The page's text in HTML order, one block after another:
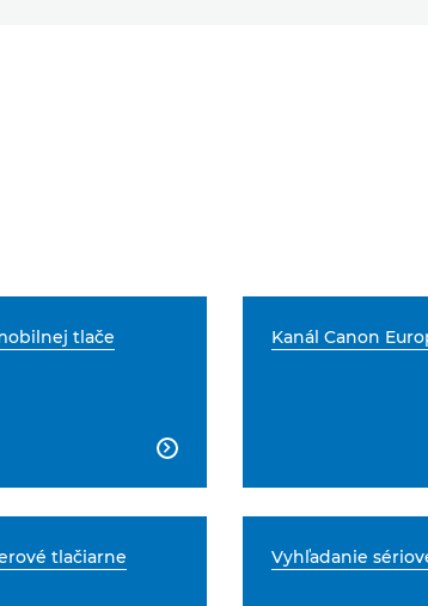
tlače

Kanál Canon
tlačiarne Vyhľadanie